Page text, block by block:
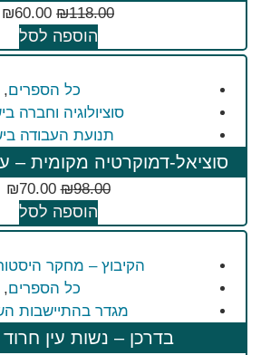
₪118.00
₪60.00
הוספה לסל
כל הספרים,
סוציולוגיה וחברה
תנועת העבודה
סוציאל-דמוקרטיה מקומית –
₪98.00
₪70.00
הוספה לסל
הקיבוץ – מחקר
כל הספרים,
מגדר בהתיישבות
בדרכן – נשות עין חרוד 1921...